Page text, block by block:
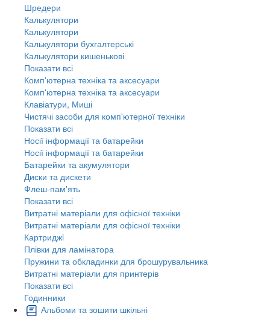
Шредери
Калькулятори
Калькулятори
Калькулятори бухгалтерські
Калькулятори кишенькові
Показати всі
Комп'ютерна техніка та аксесуари
Комп'ютерна техніка та аксесуари
Клавіатури, Миші
Чистячі засоби для комп'ютерної техніки
Показати всі
Носії інформації та батарейки
Носії інформації та батарейки
Батарейки та акумулятори
Диски та дискети
Флеш-пам'ять
Показати всі
Витратні матеріали для офісної техніки
Витратні матеріали для офісної техніки
Картриджi
Плівки для ламінатора
Пружини та обкладинки для брошурувальника
Витратні матеріали для принтерів
Показати всі
Годинники
Альбоми та зошити шкільні